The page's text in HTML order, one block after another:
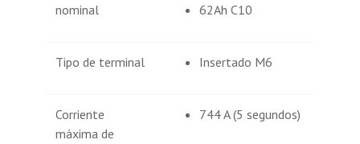
nominal
62Ah C10
Tipo de terminal Insertado M6
Corriente
máxima de
744 A (5 segundos)